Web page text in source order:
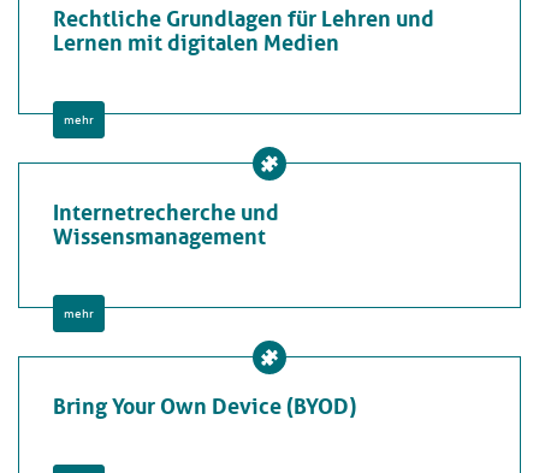
Rechtliche Grundlagen für Lehren und
Lernen mit digitalen Medien
mehr
Internetrecherche und
Wissensmanagement
mehr
Bring Your Own Device (BYOD)